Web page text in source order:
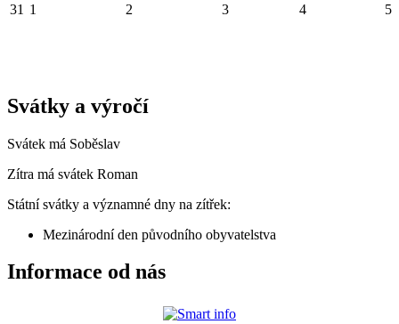
31 1 2 3 4 5
Svátky a výročí
Svátek má Soběslav
Zítra má svátek Roman
Státní svátky a významné dny na zítřek:
Mezinárodní den původního obyvatelstva
Informace od nás